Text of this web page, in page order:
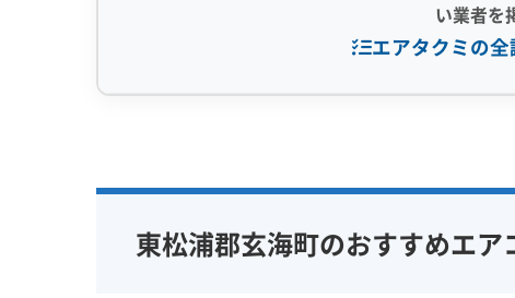
い業者を
エアタクミの全
完全分解洗浄
部分クリーニング
家庭用エアコン
業務用エアコン
保証付き
ア
アレルギー対策
東松浦郡玄海町のおすすめエ